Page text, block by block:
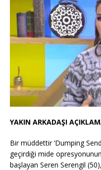
YAKIN ARKADAŞI
Bir müddettir ‘Dumping
geçirdiği mide
başlayan Seren Serengil